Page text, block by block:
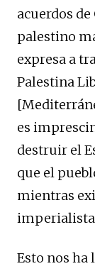
acuerdos de
palestino
expresa a
Palestina
es
destruir el
que el
mientras
imperialista
Esto nos ha